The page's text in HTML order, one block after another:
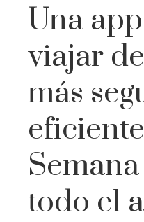
Una
viajar
más
todo el